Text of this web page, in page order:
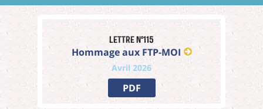
Lettre n°115
Hommage aux FTP-MOI
Avril 2026
PDF